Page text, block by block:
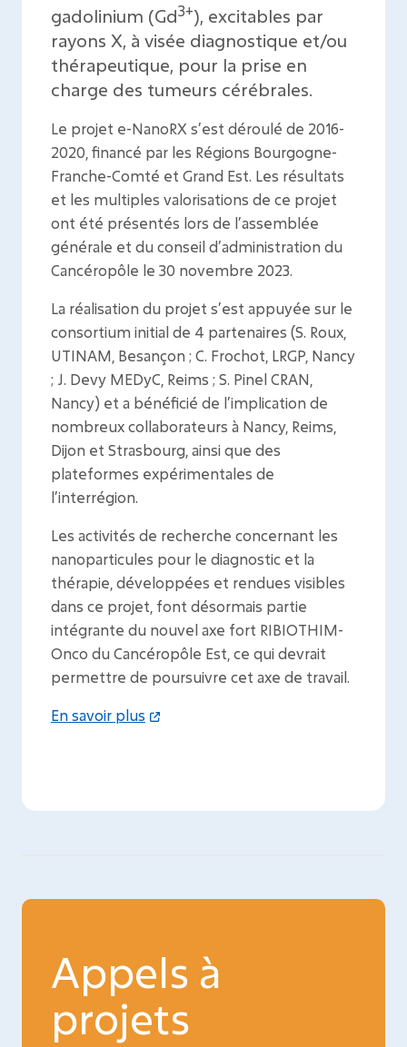
gadolinium (Gd3+), excitables par
rayons X, à visée diagnostique et/ou
thérapeutique, pour la prise en
charge des tumeurs cérébrales.
Le projet e-NanoRXs’est déroulé de 2016-
2020, financé par les Régions Bourgogne-
Franche-Comté et Grand Est. Les résultats
et les multiples valorisations de ce projet
ont été présentés lors de l’assemblée
générale et du conseil d’administration du
Cancéropôle le 30 novembre 2023.
La réalisation du projet s’est appuyée sur le
consortium initial de 4 partenaires (S. Roux,
UTINAM, Besançon ; C. Frochot, LRGP, Nancy
; J. Devy MEDyC, Reims ; S. Pinel CRAN,
Nancy) et a bénéficié de l’implication de
nombreux collaborateurs à Nancy, Reims,
Dijon et Strasbourg, ainsi que des
plateformes expérimentales de
l’interrégion.
Les activités de recherche concernant les
nanoparticules pour le diagnostic et la
thérapie, développées et rendues visibles
dans ce projet, font désormais partie
intégrante du nouvel axe fort RIBIOTHIM-
Onco du Cancéropôle Est, ce qui devrait
permettre de poursuivre cet axe de travail.
En savoir plus
Appels à
projets